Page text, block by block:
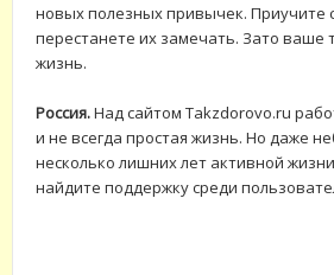
новых полезных привычек. Приучите
перестанете их замечать. Зато ваше
жизнь.
Россия.Над сайтом Takzdorovo.ru
и не всегда простая жизнь. Но даже
несколько лишних лет активной
найдите поддержку среди